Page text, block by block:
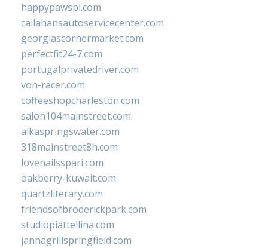
happypawspl.com
callahansautoservicecenter.com
georgiascornermarket.com
perfectfit24-7.com
portugalprivatedriver.com
von-racer.com
coffeeshopcharleston.com
salon104mainstreet.com
alkaspringswater.com
318mainstreet8h.com
lovenailsspari.com
oakberry-kuwait.com
quartzliterary.com
friendsofbroderickpark.com
studiopiattellina.com
jannagrillspringfield.com